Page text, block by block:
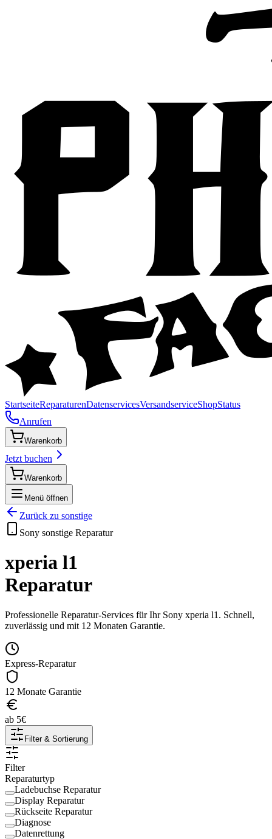
StartseiteReparaturenDatenservicesVersandserviceShopStatus
Anrufen
Warenkorb
Jetzt buchen
Warenkorb
Menü öffnen
Zurück zu sonstige
Sony sonstige Reparatur
xperia l1
Reparatur
Professionelle Reparatur-Services für Ihr Sony xperia l1 . Schnell,
zuverlässig und mit 12 Monaten Garantie.
Express-Reparatur
12 Monate Garantie
ab 5€
Filter & Sortierung
Filter
Reparaturtyp
Ladebuchse Reparatur
Display Reparatur
Rückseite Reparatur
Diagnose
Datenrettung